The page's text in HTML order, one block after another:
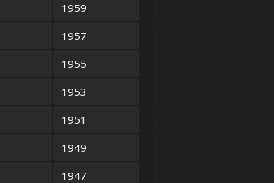
1959
1957
1955
1953
1951
1949
1947